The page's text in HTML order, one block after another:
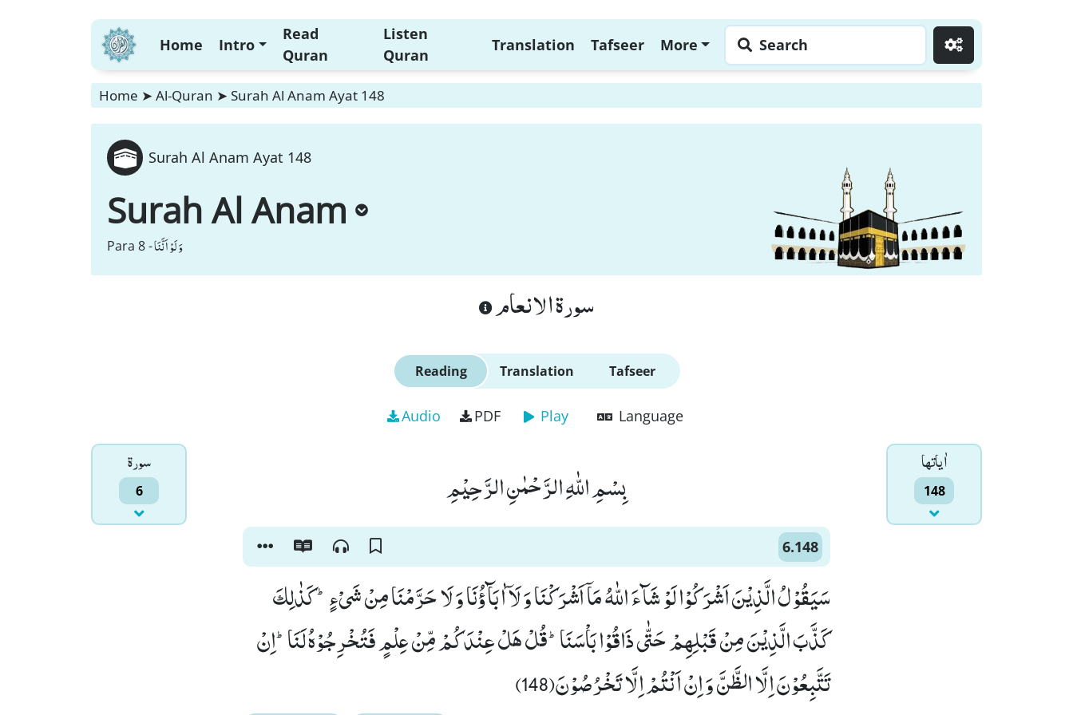
Home Intro
Read
Quran
Listen
Quran
Translation Tafseer More Search
Home ➤ Al-Quran ➤ Surah Al Anam Ayat 148
Surah Al Anam Ayat 148
Surah Al Anam
Para 8 -وَ لَوْ اَنَّنَا
سورة الانعام
Reading Translation Tafseer
Audio PDF Play Language
سورۃ
6
اٰياتها
148 بِسْمِ اللّٰهِ الرَّحْمٰنِ الرَّحِیْمِ
6.148
سَیَقُوْلُ الَّذِیْنَ اَشْرَكُوْا لَوْ شَآءَ اللّٰهُ مَاۤ اَشْرَكْنَا وَ لَاۤ اٰبَآؤُنَا وَ لَا حَرَّمْنَا مِنْ شَیْءٍؕ-كَذٰلِكَ
كَذَّبَ الَّذِیْنَ مِنْ قَبْلِهِمْ حَتّٰى ذَاقُوْا بَاْسَنَاؕ-قُلْ هَلْ عِنْدَكُمْ مِّنْ عِلْمٍ فَتُخْرِجُوْهُ لَنَاؕ-اِنْ
تَتَّبِعُوْنَ اِلَّا الظَّنَّ وَ اِنْ اَنْتُمْ اِلَّا تَخْرُصُوْنَ(148)